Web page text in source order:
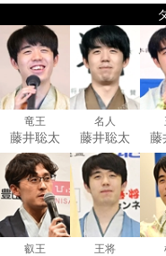
竜王
藤井聡太
名人
藤井聡太 藤
叡王 王将